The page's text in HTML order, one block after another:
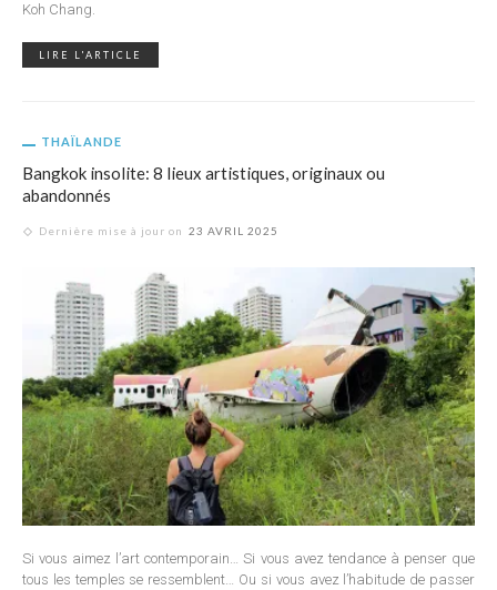
Koh Chang.
LIRE L'ARTICLE
THAÏLANDE
Bangkok insolite: 8 lieux artistiques, originaux ou
abandonnés
Dernière mise à jour on 23 AVRIL 2025
Si vous aimez l’art contemporain… Si vous avez tendance à penser que
tous les temples se ressemblent… Ou si vous avez l’habitude de passer